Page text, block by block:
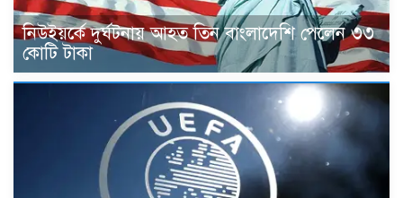
নিউইয়র্কে দুর্ঘটনায় আহত তিন বাংলাদেশি পেলেন ৩৩
কোটি টাকা